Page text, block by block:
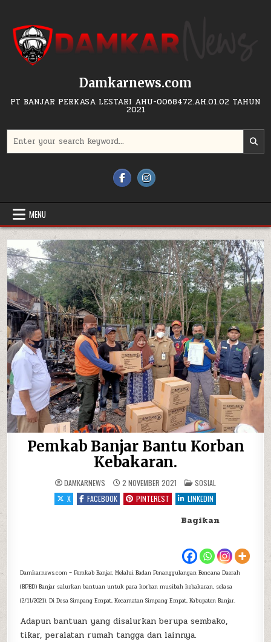
Damkarnews.com
PT BANJAR PERKASA LESTARI AHU-0068472.AH.01.02 TAHUN
2021
MENU
Pemkab Banjar Bantu Korban
Kebakaran.
DAMKARNEWS 2 NOVEMBER 2021 POSTED IN
SOSIAL
X
FACEBOOK PINTEREST LINKEDIN
Bagikan
Damkarnews.com – Pemkab Banjar, Melalui Badan Penanggulangan Bencana Daerah
(BPBD) Banjar salurkan bantuan untuk para korban musibah kebakaran, selasa
(2/11/2021). Di Desa Simpang Empat, Kecamatan Simpang Empat, Kabupaten Banjar.
Adapun bantuan yang disalurkan berupa sembako,
tikar, peralatan rumah tangga dan lainnya.